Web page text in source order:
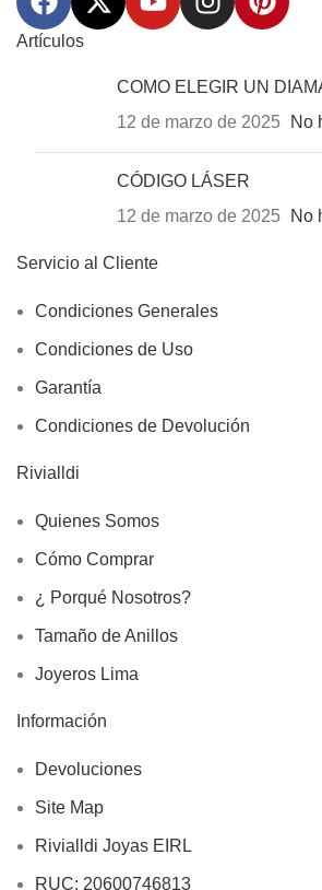
Artículos
COMO ELEGIR UN
12 de marzo de 2025
No
CÓDIGO LÁSER
12 de marzo de 2025
No
Servicio al Cliente
Condiciones Generales
Condiciones de Uso
Garantía
Condiciones de Devolución
Rivialldi
Quienes Somos
Cómo Comprar
¿ Porqué Nosotros?
Tamaño de Anillos
Joyeros Lima
Información
Devoluciones
Site Map
Rivialldi Joyas EIRL
RUC: 20600746813